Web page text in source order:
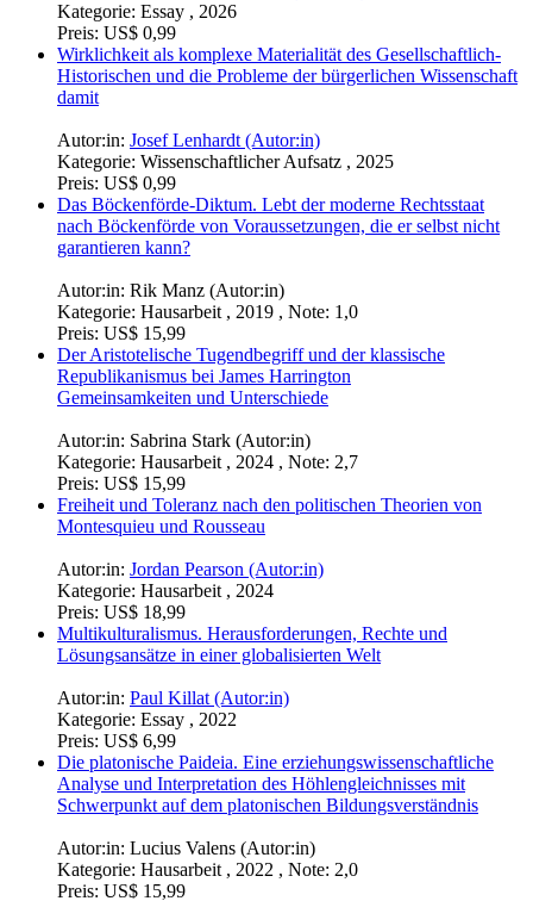
Autor:in:Luís Durães Oliveira (Autor:in)
Kategorie: Essay , 2026
Preis:US$ 0,99
Wirklichkeit als komplexe Materialität des Gesellschaftlich-
Historischen und die Probleme der bürgerlichen Wissenschaft
Autor:in:Josef Lenhardt (Autor:in)
Kategorie:Wissenschaftlicher Aufsatz , 2025
Preis:US$ 0,99
nach Böckenförde von Voraussetzungen, die er selbst nicht
garantieren kann?
Autor:in:Rik Manz (Autor:in)
Preis:US$ 15,99
Der Aristotelische Tugendbegriff und der klassische
Republikanismus bei James Harrington
Gemeinsamkeiten und Unterschiede
Autor:in: Sabrina Stark (Autor:in)
Kategorie: Hausarbeit , 2024 , Note: 2,7
Preis: US$ 15,99
Freiheit und Toleranz nach den politischen Theorien von
Montesquieu und Rousseau
Autor:in:Jordan Pearson (Autor:in)
Kategorie: Hausarbeit , 2024
Preis:US$ 18,99
Multikulturalismus. Herausforderungen, Rechte und
Lösungsansätze in einer globalisierten Welt
Autor:in:Paul Killat (Autor:in)
Kategorie: Essay , 2022